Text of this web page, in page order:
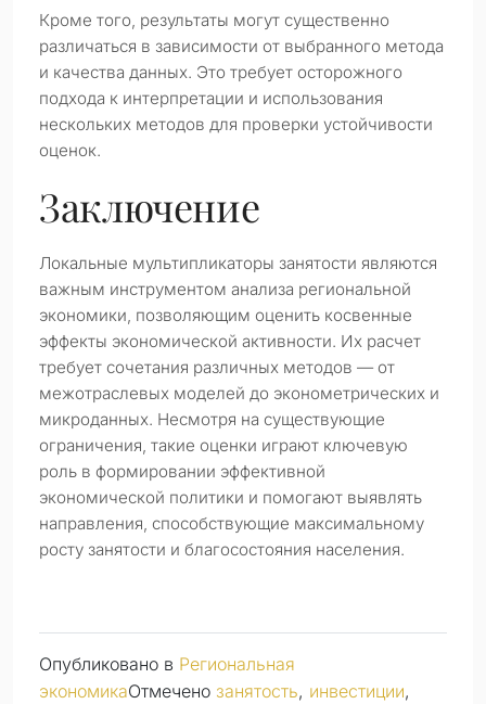
Кроме того, результаты могут существенно
различаться в зависимости от выбранного метода
и качества данных. Это требует осторожного
подхода к интерпретации и использования
нескольких методов для проверки устойчивости
оценок.
Заключение
Локальные мультипликаторы занятости являются
важным инструментом анализа региональной
экономики, позволяющим оценить косвенные
эффекты экономической активности. Их расчет
требует сочетания различных методов — от
межотраслевых моделей до эконометрических и
микроданных. Несмотря на существующие
ограничения, такие оценки играют ключевую
роль в формировании эффективной
экономической политики и помогают выявлять
направления, способствующие максимальному
росту занятости и благосостояния населения.
Опубликовано в Региональная
экономикаОтмечено занятость, инвестиции,